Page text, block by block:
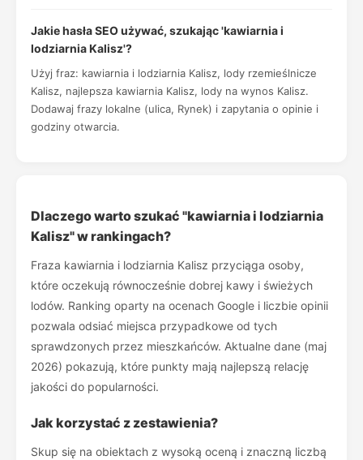
Jakie hasła SEO używać, szukając 'kawiarnia i
lodziarnia Kalisz'?
Użyj fraz: kawiarnia i lodziarnia Kalisz, lody rzemieślnicze
Kalisz, najlepsza kawiarnia Kalisz, lody na wynos Kalisz.
Dodawaj frazy lokalne (ulica, Rynek) i zapytania o opinie i
godziny otwarcia.
Dlaczego warto szukać "kawiarnia i lodziarnia
Kalisz" w rankingach?
Fraza kawiarnia i lodziarnia Kalisz przyciąga osoby,
które oczekują równocześnie dobrej kawy i świeżych
lodów. Ranking oparty na ocenach Google i liczbie opinii
pozwala odsiać miejsca przypadkowe od tych
sprawdzonych przez mieszkańców. Aktualne dane (maj
2026) pokazują, które punkty mają najlepszą relację
jakości do popularności.
Jak korzystać z zestawienia?
Skup się na obiektach z wysoką oceną i znaczną liczbą